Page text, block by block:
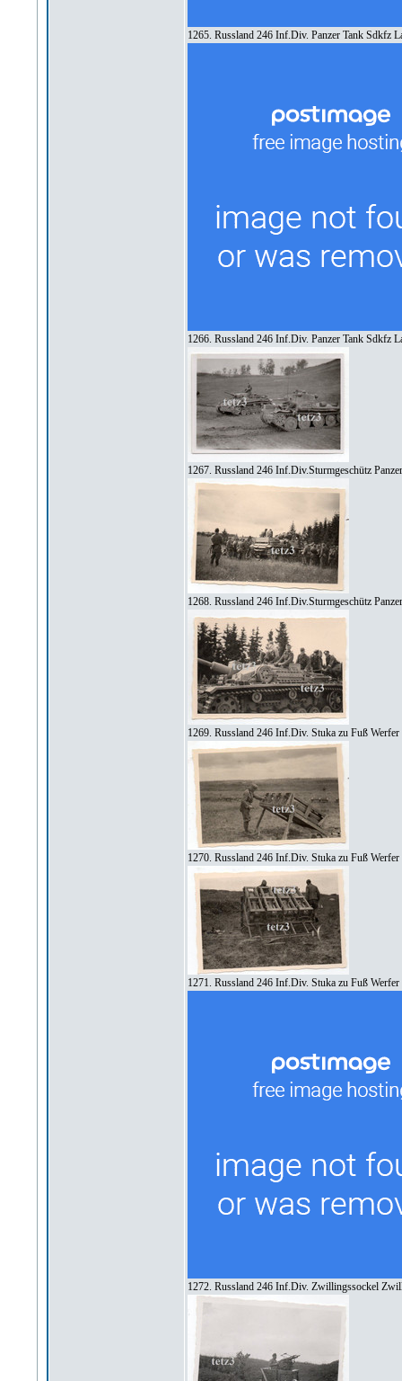
1265. Russland 246 Inf.Div. Panzer Tank Sdkfz
1266. Russland 246 Inf.Div. Panzer Tank Sdkfz
1267. Russland 246 Inf.Div.Sturmgeschütz
1268. Russland 246 Inf.Div.Sturmgeschütz
1269. Russland 246 Inf.Div. Stuka zu Fuß
1270. Russland 246 Inf.Div. Stuka zu Fuß
1271. Russland 246 Inf.Div. Stuka zu Fuß
1272. Russland 246 Inf.Div. Zwillingssockel